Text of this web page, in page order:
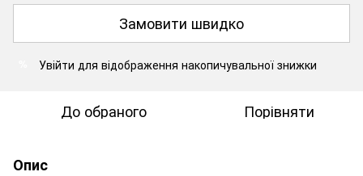
Замовити швидко
Увійти для відображення накопичувальної знижки
До обраного Порівняти
Опис